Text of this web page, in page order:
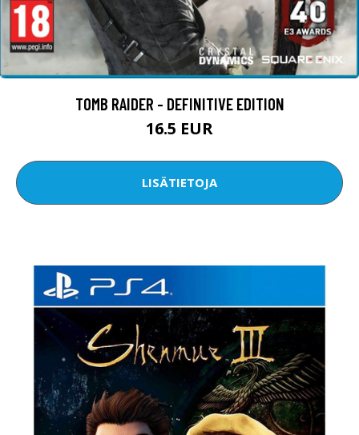
TOMB RAIDER - DEFINITIVE EDITION
16.5 EUR
LISÄTIETOJA